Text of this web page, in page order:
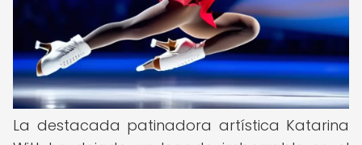
La destacada patinadora artística Katarina